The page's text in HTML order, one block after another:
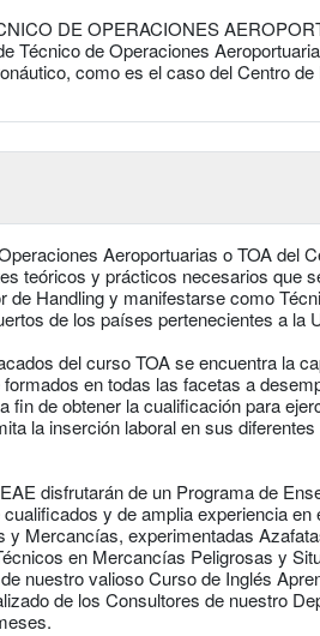
DE OPERACIONES
Técnico de Operaciones
como es el caso del Centro
Aeroportuarias o TOA del
teóricos y prácticos necesarios que
de Handling y manifestarse como
de los países pertenecientes a la
del curso TOA se encuentra la
en todas las facetas a
fin de obtener la cualificación para
la inserción laboral en sus
disfrutarán de un Programa de
y de amplia experiencia
y Mercancías, experimentadas
en Mercancías Peligrosas y
nuestro valioso Curso de Inglés
de los Consultores de nuestro